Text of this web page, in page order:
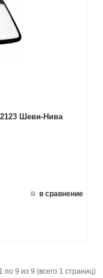
Шеви-Нива
в сравнение
по 9 из 9 (всего 1 страниц)